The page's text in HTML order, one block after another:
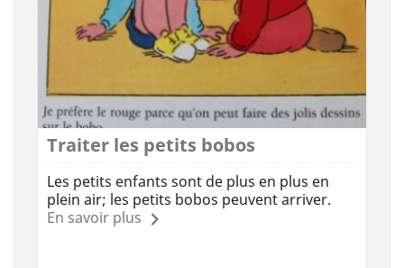
Traiter les petits bobos
Les petits enfants sont de plus en plus en
plein air; les petits bobos peuvent arriver.
En savoir plus